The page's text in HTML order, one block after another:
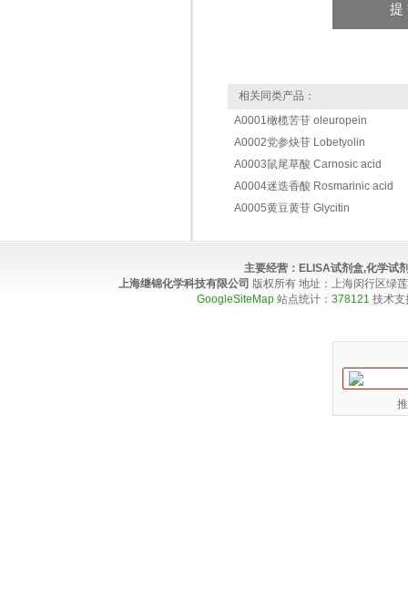
相关同类产品：
A0001橄榄苦苷 oleuropein
A0002党参炔苷 Lobetyolin
A0003鼠尾草酸 Carnosic acid
A0004迷迭香酸 Rosmarinic acid
A0005黄豆黄苷 Glycitin
主要经营： ELISA试剂盒,化学试
上海继锦化学科技有限公司 版权所有 地址：上海闵行区绿
GoogleSiteMap 站点统计： 378121 技术支